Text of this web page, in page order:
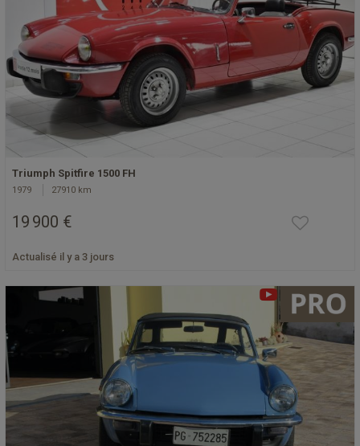
Triumph Spitfire 1500 FH
1979 27910 km
19 900 €
Actualisé il y a 3 jours